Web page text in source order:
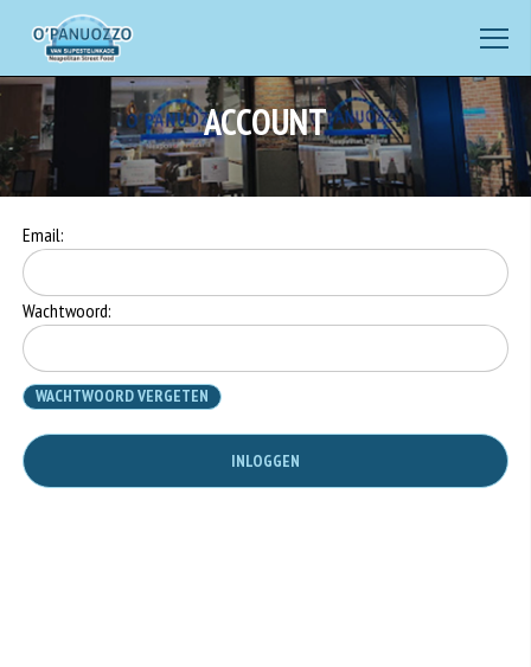
ACCOUNT
Email:
Wachtwoord:
WACHTWOORD VERGETEN
INLOGGEN